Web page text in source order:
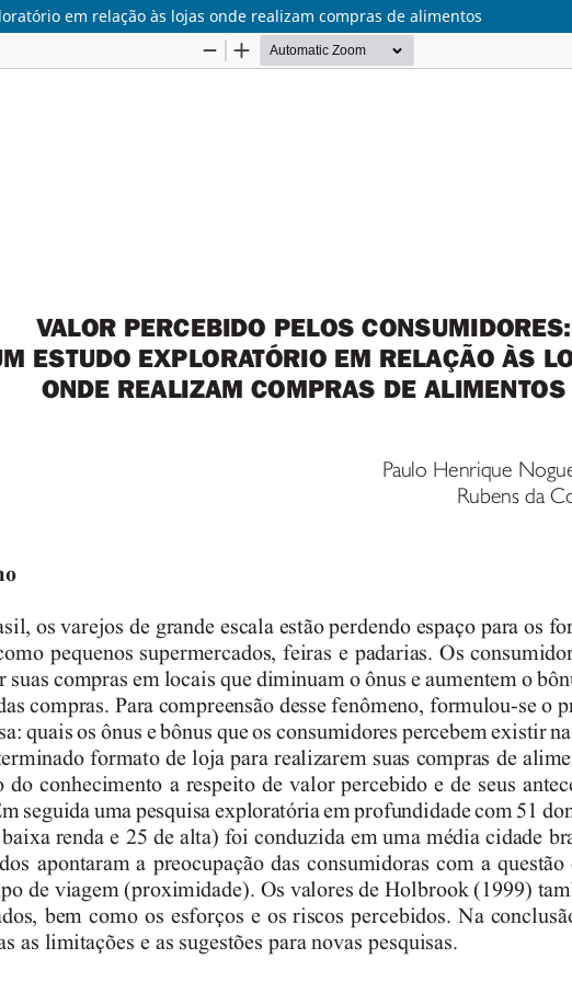
em relação às lojas onde realizam compras de alimentos